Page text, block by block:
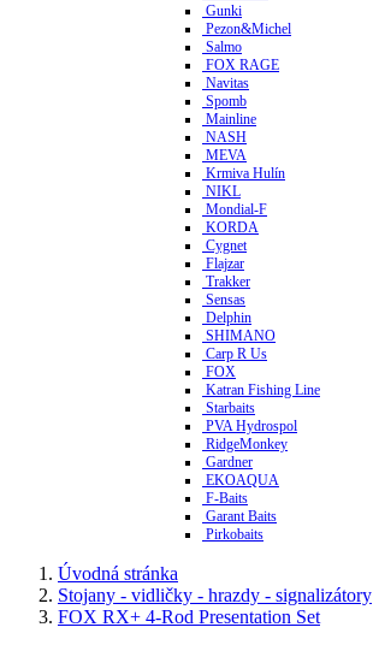
Gunki
Pezon&Michel
Salmo
FOX RAGE
Navitas
Spomb
Mainline
NASH
MEVA
Krmiva Hulín
NIKL
Mondial-F
KORDA
Cygnet
Flajzar
Trakker
Sensas
Delphin
SHIMANO
Carp R Us
FOX
Katran Fishing Line
Starbaits
PVA Hydrospol
RidgeMonkey
Gardner
EKOAQUA
F-Baits
Garant Baits
Pirkobaits
Úvodná stránka
Stojany - vidličky - hrazdy - signalizátory
FOX RX+ 4-Rod Presentation Set